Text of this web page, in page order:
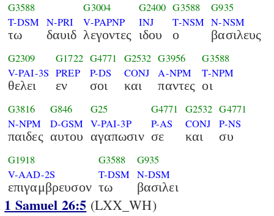
G3588
T-DSM
τω
N-PRI
δαυιδ
G3004
V-PAPNP
λεγοντες
G2400
INJ
ιδου
G3588
T-NSM
ο
G935
N-NSM
βασιλευς
G2309
V-PAI-3S
θελει
G1722
PREP
εν
G4771
P-DS
σοι
G2532
CONJ
και
G3956
A-NPM
παντες
G3588
T-NPM
οι
G3816
N-NPM
παιδες
G846
D-GSM
αυτου
G25
V-PAI-3P
αγαπωσιν
G4771
P-AS
σε
G2532
CONJ
και
G4771
P-NS
συ
G1918
V-AAD-2S
επιγαμβρευσον
G3588
T-DSM
τω
G935
N-DSM
βασιλει
1 Samuel 26:5 (LXX_WH)